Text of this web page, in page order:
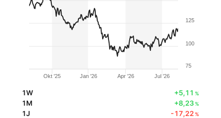
Okt '25 Jan '26 Apr '26 Jul '26
75
100
125
1W +5,11 %
1M +8,23%
1J -17,22%